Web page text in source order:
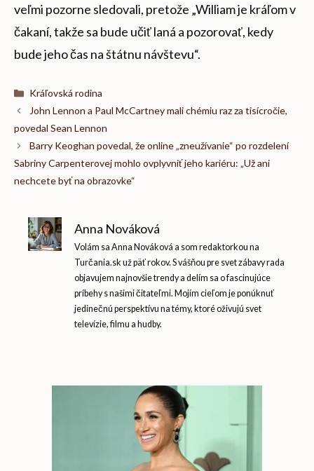
veľmi pozorne sledovali, pretože „William je kráľom v
čakaní, takže sa bude učiť laná a pozorovať, kedy
bude jeho čas na štátnu návštevu“.
Kategórie
Kráľovská rodina
John Lennon a Paul McCartney mali chémiu raz za tisícročie,
povedal Sean Lennon
Barry Keoghan povedal, že online „zneužívanie“ po rozdelení
Sabriny Carpenterovej mohlo ovplyvniť jeho kariéru: „Už ani
nechcete byť na obrazovke“
Anna Nováková
Volám sa Anna Nováková a som redaktorkou na
Turčania.sk už päť rokov. S vášňou pre svet zábavy rada
objavujem najnovšie trendy a delím sa o fascinujúce
príbehy s našimi čitateľmi. Mojím cieľom je ponúknuť
jedinečnú perspektívu na témy, ktoré oživujú svet
televízie, filmu a hudby.